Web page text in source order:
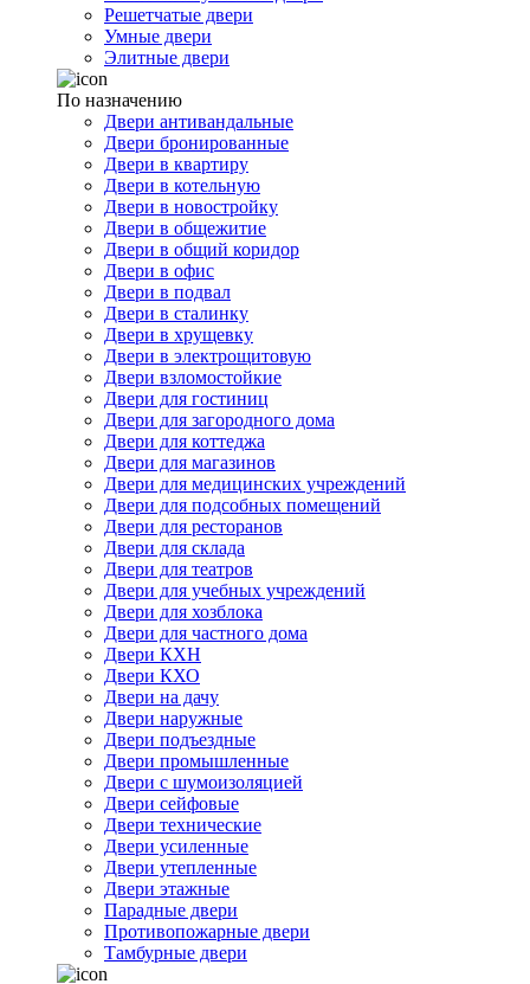
Решетчатые двери
Умные двери
Элитные двери
По назначению
Двери антивандальные
Двери бронированные
Двери в квартиру
Двери в котельную
Двери в новостройку
Двери в общежитие
Двери в общий коридор
Двери в офис
Двери в подвал
Двери в сталинку
Двери в хрущевку
Двери в электрощитовую
Двери взломостойкие
Двери для гостиниц
Двери для загородного дома
Двери для коттеджа
Двери для магазинов
Двери для медицинских учреждений
Двери для подсобных помещений
Двери для ресторанов
Двери для склада
Двери для театров
Двери для учебных учреждений
Двери для хозблока
Двери для частного дома
Двери КХН
Двери КХО
Двери на дачу
Двери наружные
Двери подъездные
Двери промышленные
Двери с шумоизоляцией
Двери сейфовые
Двери технические
Двери усиленные
Двери утепленные
Двери этажные
Парадные двери
Противопожарные двери
Тамбурные двери